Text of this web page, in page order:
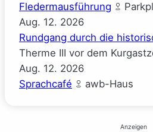
Fledermausführung
Aug. 12. 2026
Rundgang durch die
Therme III vor dem
Aug. 12. 2026
Sprachcafé
awb-Haus
Anzeigen